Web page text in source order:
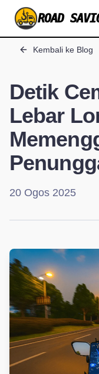
ROAD
Kembali ke Blog
Detik
Lebar
20 Ogos 2025